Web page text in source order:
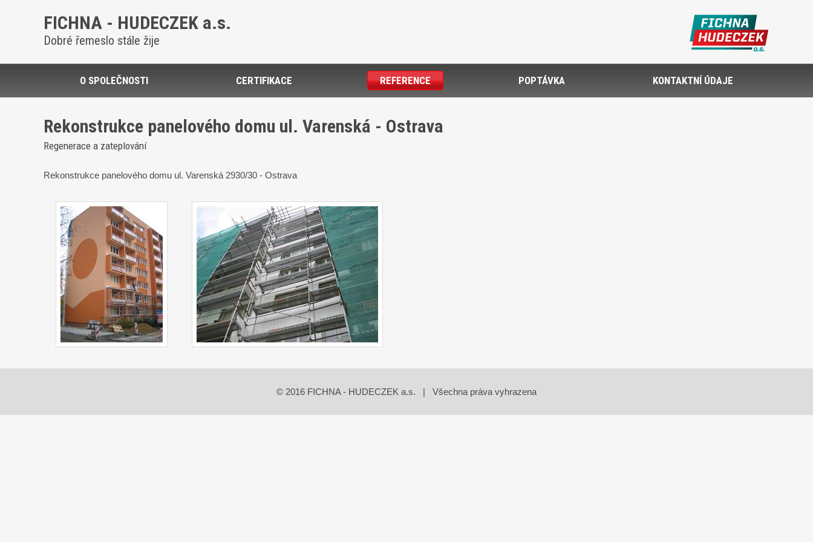
FICHNA - HUDECZEK a.s.
Dobré řemeslo stále žije
O SPOLEČNOSTI CERTIFIKACE REFERENCE POPTÁVKA KONTAKTNÍ ÚDAJE
Rekonstrukce panelového domu ul. Varenská - Ostrava
Regenerace a zateplování
Rekonstrukce panelového domu ul. Varenská 2930/30 - Ostrava
© 2016 FICHNA - HUDECZEK a.s. | Všechna práva vyhrazena